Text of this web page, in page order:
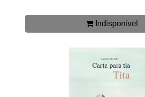
Indisponível